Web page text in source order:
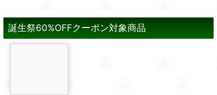
誕生祭60%OFFクーポン対象商品